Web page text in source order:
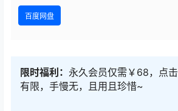
百度网盘
限时福利： 永久会员仅需￥68，点击
有限，手慢无，且用且珍惜~